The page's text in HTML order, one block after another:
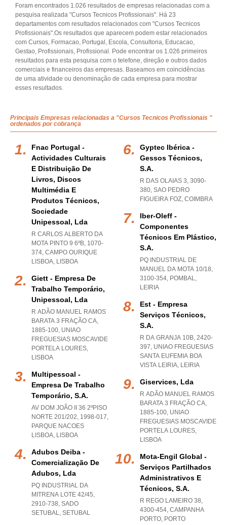
Foram encontrados 1.026 resultados de empresas relacionadas com a
pesquisa realizada "Cursos Tecnicos Profissionais". Há 23
departamentos com resultados relacionados com "Cursos Tecnicos
Profissionais".Os resultados que aparecem podem estar relacionados
com Cursos, Formacao, Portugal, Escola, Consultoria, Educacao,
Gestao, Profissionais, Profissional. Pode encontrar os 1.026 primeiros
resultados para esta pesquisa com o telefone, direção e outros dados
comerciais e financeiros das empresas. Baseamos em coincidências
de uma atividade ou denominação de cada empresa para mostrar
esses resultados.
Principais Empresas relacionadas a "Cursos Tecnicos Profissionais "
ordenados por cobrança
Fnac Portugal -
Actividades Culturais
E Distribuição De
Livros, Discos
Multimédia E
Produtos Técnicos,
Sociedade
Unipessoal, Lda
R CARLOS ALBERTO DA
MOTA PINTO 9 6ºB, 1070-
374, CAMPO OURIQUE
LISBOA, LISBOA
Giett - Empresa De
Trabalho Temporário,
Unipessoal, Lda
R ADÃO MANUEL RAMOS
BARATA 3 FRAÇÃO CA,
1885-100, UNIAO
FREGUESIAS MOSCAVIDE
PORTELA LOURES,
LISBOA
Multipessoal -
Empresa De Trabalho
Temporário, S.a.
AV DOM JOÃO II 36 2ºPISO
NORTE 201/202, 1998-017,
PARQUE NACOES
LISBOA, LISBOA
Adubos Deiba -
Comercialização De
Adubos, Lda
PQ INDUSTRIAL DA
MITRENA LOTE 42/45,
2910-738, SADO
SETUBAL, SETUBAL
Gyptec Ibérica -
Gessos Técnicos,
S.a.
R DAS OLAIAS 3, 3090-
380, SAO PEDRO
FIGUEIRA FOZ, COIMBRA
Iber-Oleff -
Componentes
Técnicos Em Plástico,
S.a.
PQ INDUSTRIAL DE
MANUEL DA MOTA 10/18,
3100-354, POMBAL,
LEIRIA
Est - Empresa
Serviços Técnicos,
S.a.
R DA GRANJA 10B, 2420-
397, UNIAO FREGUESIAS
SANTA EUFEMIA BOA
VISTA LEIRIA, LEIRIA
Giservices, Lda
R ADÃO MANUEL RAMOS
BARATA 3 FRAÇÃO CA,
1885-100, UNIAO
FREGUESIAS MOSCAVIDE
PORTELA LOURES,
LISBOA
Mota-Engil Global -
Serviços Partilhados
Administrativos E
Técnicos, S.a.
R REGO LAMEIRO 38,
4300-454, CAMPANHA
PORTO, PORTO